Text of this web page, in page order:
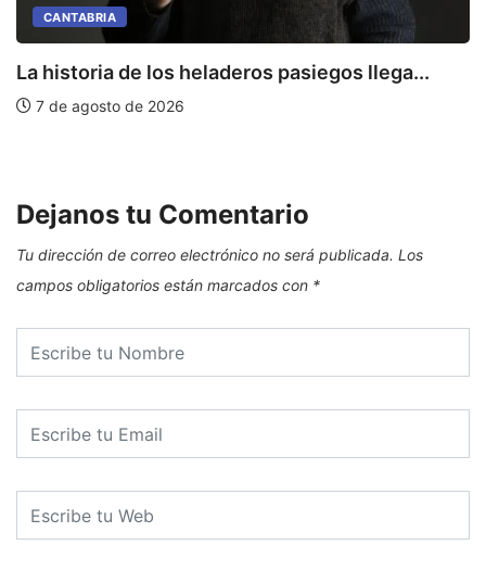
CANTABRIA
La historia de los heladeros pasiegos llega...
7 de agosto de 2026
Dejanos tu Comentario
Tu dirección de correo electrónico no será publicada. Los
campos obligatorios están marcados con *